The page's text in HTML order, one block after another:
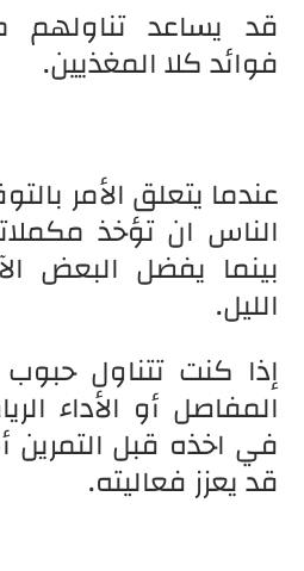
قد يساعد
فوائد كلا المغذيين.
عندما يتعلق الأمر
الناس ان تؤخذ
بينما يفضل البعض
الليل.
إذا كنت تتناول حبوب
المفاصل أو الأداء
في اخذه قبل التمرين
قد يعزز فعاليته.